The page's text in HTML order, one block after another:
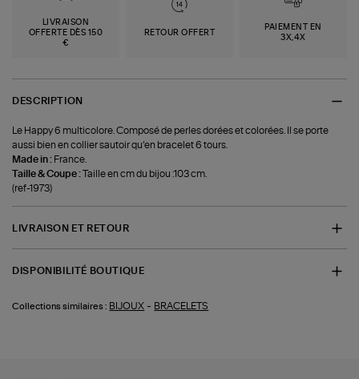
LIVRAISON
OFFERTE DÈS 150
€
RETOUR OFFERT
PAIEMENT EN
3X,4X
DESCRIPTION
Le Happy 6 multicolore. Composé de perles dorées et colorées. Il se porte
aussi bien en collier sautoir qu’en bracelet 6 tours.
Made in : France.
Taille & Coupe :Taille en cm du bijou :103 cm.
(ref-1973)
LIVRAISON ET RETOUR
DISPONIBILITÉ BOUTIQUE
Collections similaires : BIJOUX - BRACELETS